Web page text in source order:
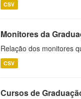
CSV
Monitores da
Relação dos monitores
CSV
Cursos de